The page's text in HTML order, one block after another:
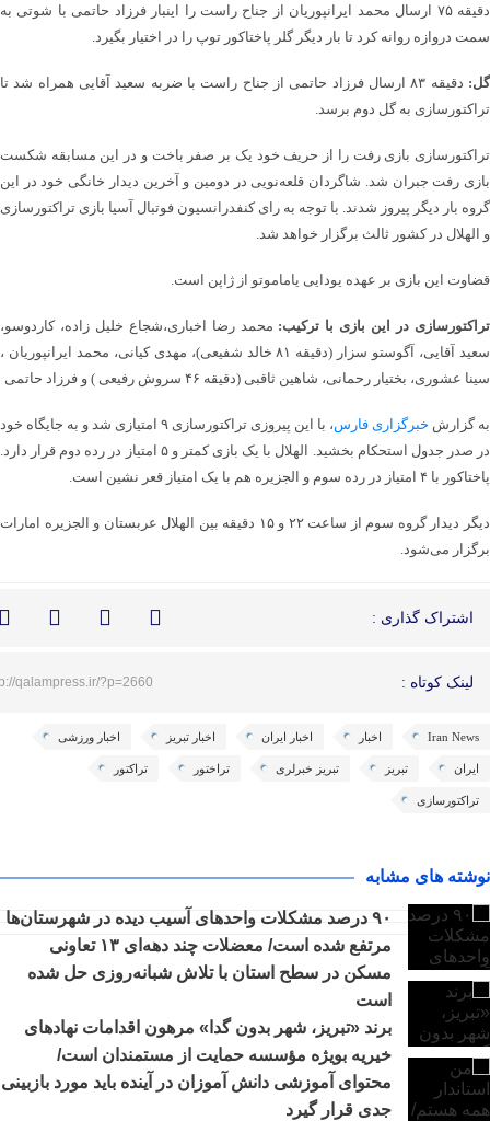
دقیقه ۷۵ ارسال محمد ایرانپوریان از جناح راست را اینبار فرزاد حاتمی با شوتی به
سمت دروازه روانه کرد تا بار دیگر گلر پاختاکور توپ را در اختیار بگیرد.
گل:
دقیقه ۸۳ ارسال فرزاد حاتمی از جناح راست با ضربه سعید آقایی همراه شد تا
تراکتورسازی به گل دوم برسد.
تراکتورسازی بازی رفت را از حریف خود یک بر صفر باخت و در این مسابقه شکست
بازی رفت جبران شد. شاگردان قلعه‌نویی در دومین و آخرین دیدار خانگی خود در این
گروه بار دیگر پیروز شدند. با توجه به رای کنفدرانسیون فوتبال آسیا بازی تراکتورسازی
و الهلال در کشور ثالث برگزار خواهد شد.
قضاوت این بازی بر عهده یودایی یاماموتو از ژاپن است.
تراکتورسازی در این بازی با ترکیب: محمد رضا اخباری،شجاع خلیل زاده، کاردوسو،
سعید آقایی، آگوستو سزار (دقیقه ۸۱ خالد شفیعی)، مهدی کیانی، محمد ایرانپوریان ،
سینا عشوری، بختیار رحمانی، شاهین ثاقبی (دقیقه ۴۶ سروش رفیعی ) و فرزاد حاتمی
به گزارش خبرگزاری فارس
، با این پیروزی تراکتورسازی ۹ امتیازی شد و به جایگاه خود
در صدر جدول استحکام بخشید. الهلال با یک بازی کمتر و ۵ امتیاز در رده دوم قرار دارد.
پاختاکور با ۴ امتیاز در رده سوم و الجزیره هم با یک امتیاز قعر نشین است.
دیگر دیدار گروه سوم از ساعت ۲۲ و ۱۵ دقیقه بین الهلال عربستان و الجزیره امارات
برگزار می‌شود.
اشتراک گذاری :
لینک کوتاه : qalampress.ir/?p=2660
Iran News اخبار اخبار ایران اخبار تبریز اخبار ورزشی
ایران تبریز تبریز خبرلری تراختور تراکتور
تراکتورسازی
نوشته های مشابه
٩٠ درصد مشکلات واحدهای آسیب دیده در شهرستان‌ها
مرتفع شده است/ معضلات چند دهه‌ای ١٣ تعاونی
مسکن در سطح استان با تلاش شبانه‌روزی حل شده
است
برند «تبریز، شهر بدون گدا» مرهون اقدامات نهادهای
خیریه بویژه مؤسسه حمایت از مستمندان است/
محتوای آموزشی دانش آموزان در آینده باید مورد بازبینی
جدی قرار گیرد